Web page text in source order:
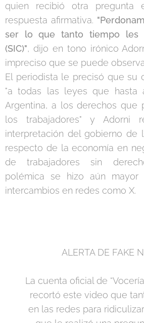
quien recibió otra pregunta
respuesta afirmativa.
ser lo que tanto tiempo les
(SIC)", dijo en tono irónico
impreciso que se puede
El periodista le precisó que su
"a todas las leyes que hasta
Argentina, a los derechos que
los trabajadores" y Adorni
interpretación del gobierno de
respecto de la economía en
de trabajadores sin
polémica se hizo aún
intercambios en redes como X.
🚨ALERTA DE FAKE
La cuenta oficial de
recortó este video que
en las redes para